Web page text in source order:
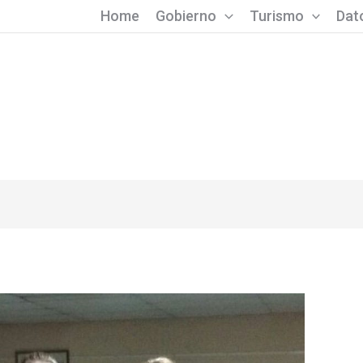
Home Gobierno Turismo